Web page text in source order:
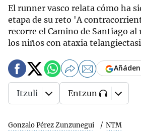
El runner vasco relata cómo ha
etapa de su reto 'A
recorre el Camino de Santiago al
los niños con ataxia
Gonzalo Pérez Zunzunegui NTM
Itzuli Entzun